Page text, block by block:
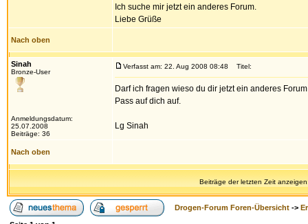
Ich suche mir jetzt ein anderes Forum.
Liebe Grüße
Nach oben
Sinah
Bronze-User
Anmeldungsdatum:
25.07.2008
Beiträge: 36
Verfasst am: 22. Aug 2008 08:48 Titel:
Darf ich fragen wieso du dir jetzt ein anderes
Pass auf dich auf.
Lg Sinah
Nach oben
Beiträge der letzten Zeit
Drogen-Forum Foren-Übersicht ->